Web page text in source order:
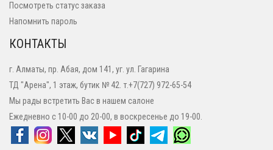
Посмотреть статус заказа
Напомнить пароль
КОНТАКТЫ
г. Алматы, пр. Абая, дом 141, уг. ул. Гагарина
ТД "Арена", 1 этаж, бутик № 42. т.+7(727) 972-65-54
Мы рады встретить Вас в нашем салоне
Ежедневно с 10-00 до 20-00, в воскресенье до 19-00.